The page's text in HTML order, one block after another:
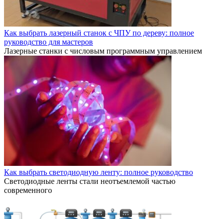
Как выбрать лазерный станок с ЧПУ по дереву: полное
руководство для мастеров
Лазерные станки с числовым программным управлением
Как выбрать светодиодную ленту: полное руководство
Светодиодные ленты стали неотъемлемой частью
современного